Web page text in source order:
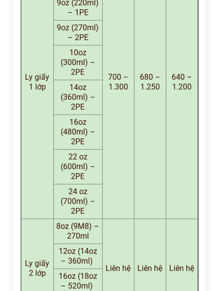
Ly giấy
1 lớp
700 –
1.300
680 –
1.250
640 –
1.200
9oz (220ml)
– 1PE
9oz (270ml)
– 2PE
10oz
(300ml) –
2PE
14oz
(360ml) –
2PE
16oz
(480ml) –
2PE
22 oz
(600ml) –
2PE
24 oz
(700ml) –
2PE
Ly giấy
2 lớp
8oz (9M8) –
270ml
Liên hệ Liên hệ Liên hệ
12oz (14oz
– 360ml)
16oz (18oz
– 520ml)